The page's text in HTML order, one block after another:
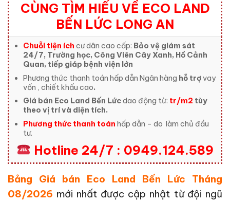
CÙNG TÌM HIỂU VỀ ECO LAND
BẾN LỨC LONG AN
Chuỗi tiện ích cư dân cao cấp: Bảo vệ giám sát
24/7, Trường học, Công Viên Cây Xanh, Hồ Cảnh
Quan, tiếp giáp bệnh viện lớn
Phương thức thanh toán hấp dẫn Ngân hàng hỗ trợvay
vốn , chiết khấu cao.
Giá bán Eco Land Bến Lứcdao động từ: tr/m2 tùy
theo vị trí và diện tích.
Phương thức thanh toán hấp dẫn – do làm chủ đầu
tư.
Hotline 24/7 : 0949.124.589
Bảng Giá bán Eco Land Bến Lức Tháng
08/2026 mới nhất được cập nhật từ đội ngũ